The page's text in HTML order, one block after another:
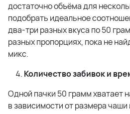
достаточно объёма для
подобрать идеальное
два-три разных вкуса по 50
разных пропорциях, пока не
микс.
Количество забивок и
Одной пачки 50 грамм хватает
в зависимости от размера чаши